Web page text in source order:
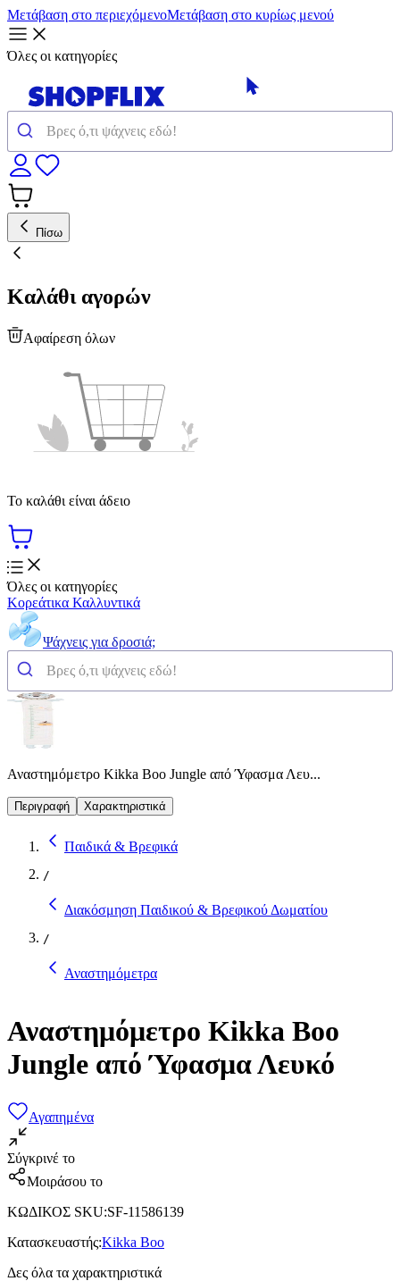
Μετάβαση στο περιεχόμενοΜετάβαση στο κυρίως μενού
Όλες οι κατηγορίες
Πίσω
Καλάθι αγορών
Αφαίρεση όλων
Το καλάθι είναι άδειο
Όλες οι κατηγορίες
Κορεάτικα Καλλυντικά
Ψάχνεις για δροσιά;
Αναστημόμετρο Kikka Boo Jungle από Ύφασμα Λευ...
Περιγραφή Χαρακτηριστικά
Παιδικά & Βρεφικά
/
Διακόσμηση Παιδικού & Βρεφικού Δωματίου
/
Αναστημόμετρα
Αναστημόμετρο Kikka Boo
Jungle από Ύφασμα Λευκό
Αγαπημένα
Σύγκρινέ το
Μοιράσου το
ΚΩΔΙΚΟΣ SKU:SF-11586139
Κατασκευαστής:Kikka Boo
Δες όλα τα χαρακτηριστικά